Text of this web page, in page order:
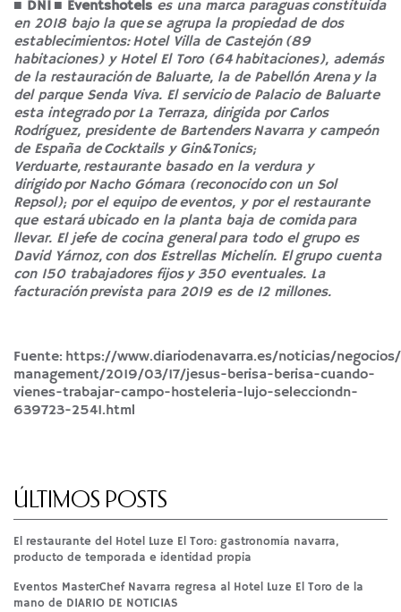
■ DNI ■ Eventshotels es una marca paraguas constituida
en 2018 bajo la que se agrupa la propiedad de dos
establecimientos: Hotel Villa de Castejón (89
habitaciones) y Hotel El Toro (64 habitaciones), además
de la restauraciónde Baluarte, la de Pabellón Arena y la
del parque Senda Viva. El servicio de Palacio de Baluarte
esta integrado por La Terraza, dirigida por Carlos
Rodríguez, presidente de Bartenders Navarra y campeón
de España deCocktails y Gin&Tonics;
Verduarte, restaurante basado en la verdura y
dirigidopor Nacho Gómara (reconocido con un Sol
Repsol); por el equipo de eventos, y por el restaurante
que estará ubicado en la planta baja de comida para
llevar. El jefe de cocina general para todo el grupo es
David Yárnoz, con dos Estrellas Michelín. El grupo cuenta
con 150 trabajadores fijos y 350 eventuales. La
facturación prevista para 2019 es de 12 millones.
Fuente: https://www.diariodenavarra.es/noticias/
management/2019/03/17/jesus-berisa-berisa-cuando-
vienes-trabajar-campo-hosteleria-lujo-selecciondn-
639723-2541.html
ÚLTIMOS POSTS
El restaurante del Hotel Luze El Toro: gastronomía navarra,
producto de temporada e identidad propia
Eventos MasterChef Navarra regresa al Hotel Luze El Toro de la
mano de DIARIO DE NOTICIAS